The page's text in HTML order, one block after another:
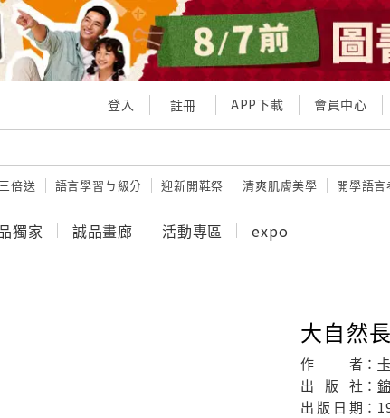
登入 註冊 APP下載 會員中心
倍送 語言學習ㄅ級分 迎新開鞋祭 清爽肌膚美學 開學語
獨家 誠品畫廊 活動專區 expo
大自然
作 者：
出
版 社：
出 版 日 期：